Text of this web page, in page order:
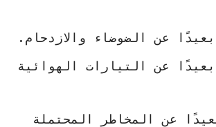
عن الضوضاء والازدحام.
عن التيارات الهوائية
عن المخاطر المحتملة